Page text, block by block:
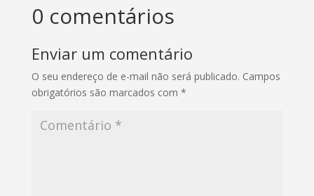
0 comentários
Enviar um comentário
O seu endereço de e-mail não será publicado. Campos
obrigatórios são marcados com *